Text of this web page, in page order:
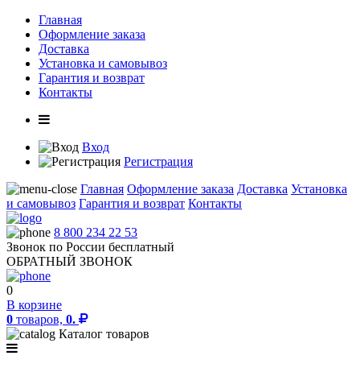
Главная
Оформление заказа
Доставка
Установка и самовывоз
Гарантия и возврат
Контакты
Вход
Регистрация
Главная Оформление заказа Доставка Установка
и самовывоз Гарантия и возврат Контакты
8 800 234 22 53
Звонок по России бесплатный
ОБРАТНЫЙ ЗВОНОК
0
В корзине
0 товаров, 0.
Каталог товаров